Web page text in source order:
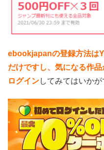
ebookjapanの登録方法は
だけですし、気になる作
ログインしてみてはいかが